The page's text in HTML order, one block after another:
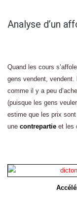
Analyse d’un
Quand les cours
gens vendent, vendent.
comme il y a peu
(puisque les gens
estime que les prix
une contrepartie et les